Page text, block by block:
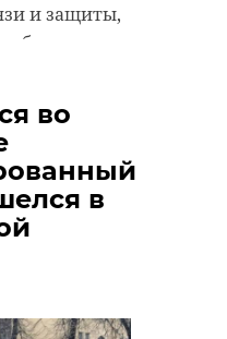
во
в
и защиты,
-